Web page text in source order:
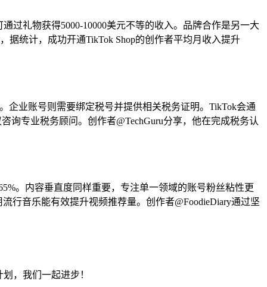
过礼物获得5000-10000美元不等的收入。品牌合作是另一大
据统计，成功开通TikTok Shop的创作者平均月收入提升
企业账号则需要绑定税号并提供相关税务证明。TikTok会通
询专业税务顾问。创作者@TechGuru分享，他在完成税务认
。内容垂直度同样重要，专注单一领域的账号粉丝粘性更
行音乐能有效提升视频推荐量。创作者@FoodieDiary通过坚
，我们一起进步！